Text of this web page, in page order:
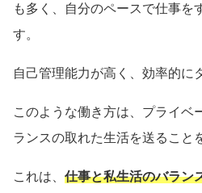
も多く、自分のペースで仕事を
す。
自己管理能力が高く、効率的に
このような働き方は、プライベ
ランスの取れた生活を送ること
これは、 仕事と私生活のバラン